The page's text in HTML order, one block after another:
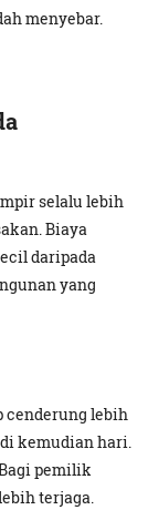
menyebar.
selalu lebih
Biaya
daripada
yang
cenderung lebih
kemudian hari.
pemilik
terjaga.